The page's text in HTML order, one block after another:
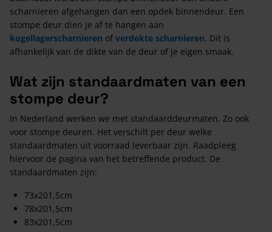
scharnieren afgehangen dan een opdek binnendeur. Een
stompe deur dien je af te hangen aan
kogellagerscharnieren of verdekte scharnieren. Dit is
afhankelijk van de dikte van de deur of je eigen smaak.
Wat zijn standaardmaten van een
stompe deur?
In Nederland werken we met standaarddeurmaten. Zo ook
voor stompe deuren. Het verschilt per deur welke
standaardmaten uit voorraad leverbaar zijn. Raadpleeg
hiervoor de pagina van het betreffende product. De
standaardmaten zijn:
73x201,5cm
78x201,5cm
83x201,5cm